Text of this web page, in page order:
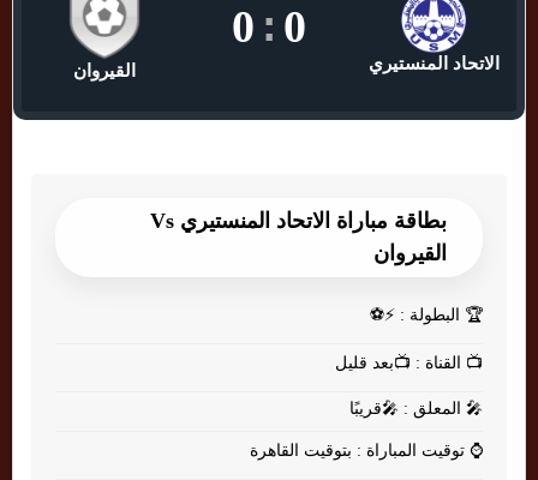
الاتحاد المنستيري
0
:
0
القيروان
بطاقة مباراة الاتحاد المنستيري Vs
القيروان
🏆 البطولة : ⚡⚽
📺 القناة : 📺بعد قليل
🎤 المعلق : 🎤قريبًا
⌚ توقيت المباراة : بتوقيت القاهرة